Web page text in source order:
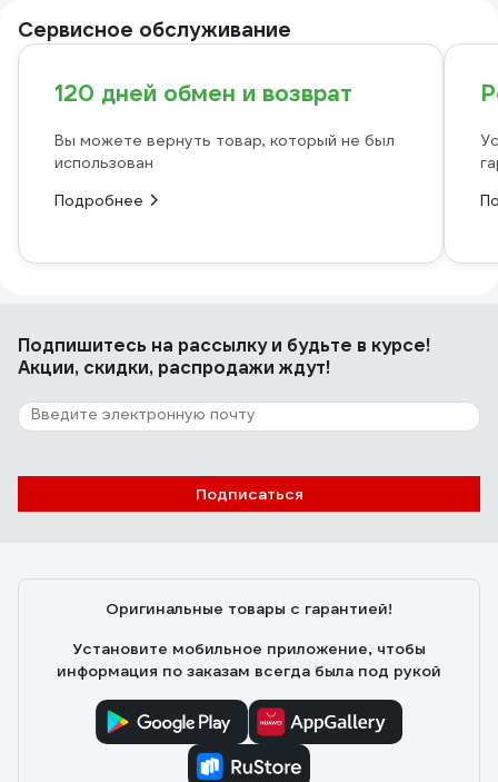
Сервисное обслуживание
120 дней обмен и возврат
Вы можете вернуть товар, который не был
использован
Подробнее
Подпишитесь на рассылкуи будьте в курсе!
Акции, скидки, распродажи ждут!
Подписаться
Оригинальные товары с гарантией!
Установите мобильное приложение, чтобы
информация по заказам всегда была под рукой